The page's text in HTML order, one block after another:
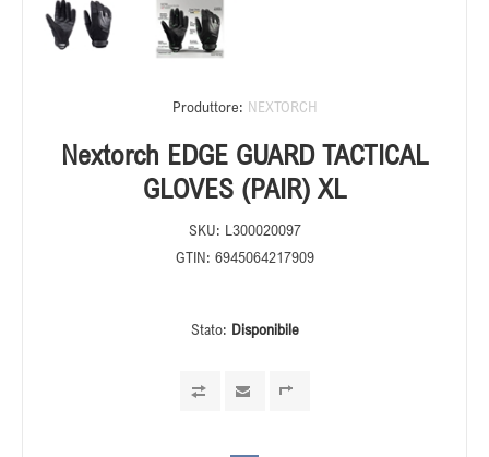
Produttore: NEXTORCH
Nextorch EDGE GUARD TACTICAL
GLOVES (PAIR) XL
SKU: L300020097
GTIN: 6945064217909
Stato: Disponibile